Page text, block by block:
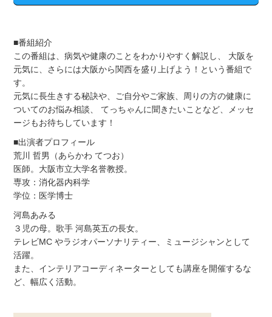
■番組紹介
この番組は、病気や健康のことをわかりやすく解説し、 大阪を
元気に、さらには大阪から関西を盛り上げよう！という番組で
す。
元気に長生きする秘訣や、ご自分やご家族、周りの方の健康に
ついてのお悩み相談、 てっちゃんに聞きたいことなど、メッセ
ージもお待ちしています！
■出演者プロフィール
荒川 哲男（あらかわ てつお）
医師。大阪市立大学名誉教授。
専攻：消化器内科学
学位：医学博士
河島あみる
３児の母。歌手 河島英五の長女。
テレビMC やラジオパーソナリティー、ミュージシャンとして
活躍。
また、インテリアコーディネーターとしても講座を開催するな
ど、幅広く活動。